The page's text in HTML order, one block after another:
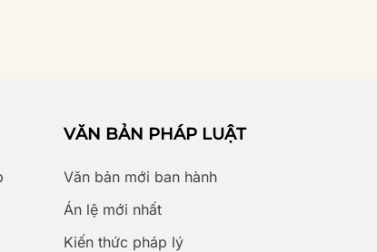
VĂN BẢN PHÁP LUẬT
Văn bản mới ban hành
Án lệ mới nhất
Kiến thức pháp lý